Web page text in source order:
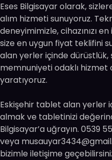
Eses Bilgisayar olarak,
alım hizmeti sunuyoruz.
deneyimimizle, cihazınızı
size en uygun fiyat teklifini
alan yerler içinde dürüstlük,
memnuniyeti odaklı hizmet
yaratıyoruz.
Eskişehir tablet alan yerler
almak ve tabletinizi
Bilgisayar’a uğrayın. 0539
veya
bizimle iletişime